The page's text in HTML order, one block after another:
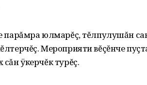
парăмра юлмарĕç, тĕлпулушăн
Мероприяти вĕçĕнче
сăн ÿкерчĕк турĕç.